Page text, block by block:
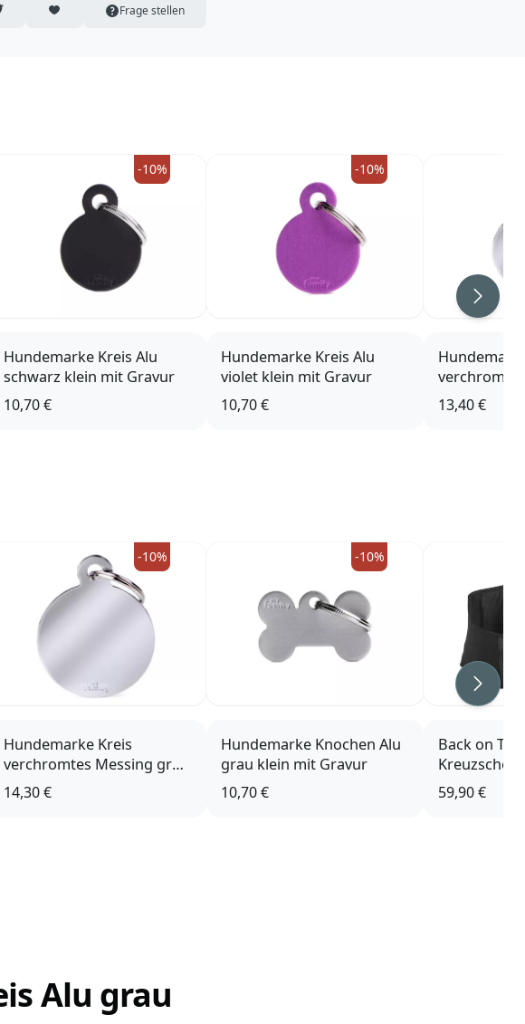
TEILEN
TWITTER TEILENARTIKEL AUF DIE MERKLISTE
Frage stellen
-10%
Hundemarke Kreis Alu
schwarz klein mit Gravur
10,70 €
-10%
Hundemarke Kreis Alu
violet klein mit Gravur
10,70 €
mit Gravur
13,40 €
Weiter
-10%
Hundemarke Kreis
verchromtes Messing groß
mit Gravur
14,30 €
-10%
Hundemarke Knochen Alu
grau klein mit Gravur
10,70 €
Back on
59,90 €
Weiter
Alu grau